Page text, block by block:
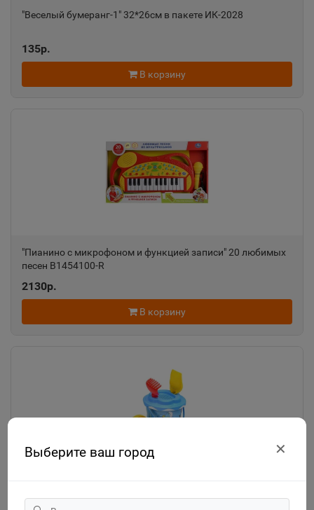
Выберите ваш город ✕
"Веселый бумеранг-1" 32*26см в пакете ИК-2028
135р.
В корзину
"Пианино с микрофоном и функцией записи" 20 любимых
песен B1454100-R
2130р.
В корзину
"Солнышко", лопатка №5, грабельки №5, лейка малая №4,